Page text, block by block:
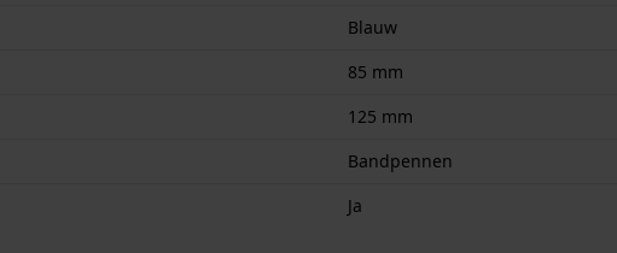
Blauw
85 mm
125 mm
Bandpennen
Ja